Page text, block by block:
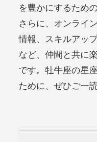
を豊かにするため
さらに、オンライ
情報、スキルアッ
など、仲間と共に
です。牡牛座の星
ために、ぜひご一